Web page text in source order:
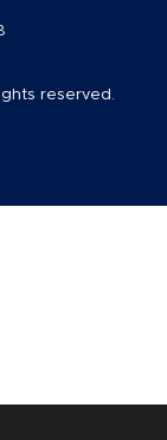
reserved.